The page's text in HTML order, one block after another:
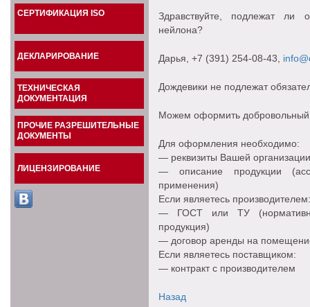
СЕРТИФИКАЦИЯ ISO
ДЕКЛАРИРОВАНИЕ
ТЕХНИЧЕСКАЯ
ДОКУМЕНТАЦИЯ
ПРОЧИЕ РАЗРЕШИТЕЛЬНЫЕ
ДОКУМЕНТЫ
ЛИЦЕНЗИРОВАНИЕ
Здравствуйте, подлежат ли
нейлона?
Дарья , +7 (391) 254-08-43,
Дождевики не подлежат
Можем оформить добровольный
Для оформления необходимо:
— реквизиты Вашей
— описание продукции
применения)
Если являетесь производителем:
— ГОСТ или ТУ
продукция)
— договор аренды на
Если являетесь поставщиком:
— контракт с производителем
Назад